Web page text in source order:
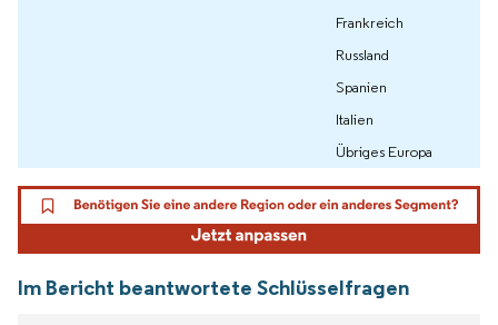
Frankreich
Russland
Spanien
Italien
Übriges Europa
Im Bericht beantwortete Schlüsselfragen